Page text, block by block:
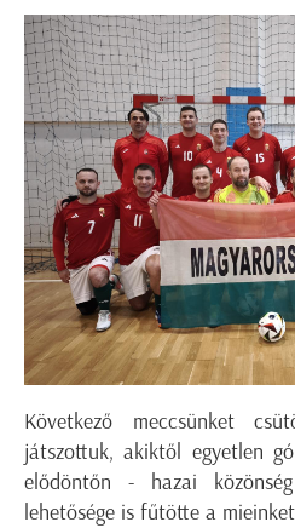
Következő meccsünket
játszottuk, akiktől egyetlen
elődöntőn - hazai
lehetősége is fűtötte a mieinket